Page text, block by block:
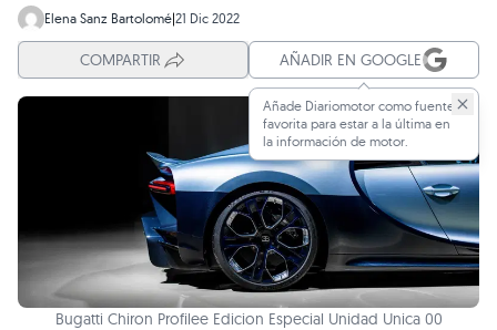
Elena Sanz Bartolomé|21 Dic 2022
COMPARTIR AÑADIR EN GOOGLE
Añade Diariomotor como fuente
favorita para estar a la última en
la información de motor.
Bugatti Chiron Profilee Edicion Especial Unidad Unica 00